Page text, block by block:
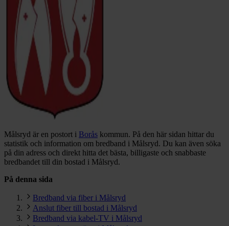
Målsryd är en postort i Borås kommun. På den här sidan hittar du
statistik och information om bredband i Målsryd. Du kan även söka
på din adress och direkt hitta det bästa, billigaste och snabbaste
bredbandet till din bostad i Målsryd.
På denna sida
Bredband via fiber i Målsryd
Anslut fiber till bostad i Målsryd
Bredband via kabel-TV i Målsryd